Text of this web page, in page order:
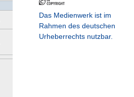
Das Medienwerk ist im
Rahmen des deutschen
Urheberrechts nutzbar.